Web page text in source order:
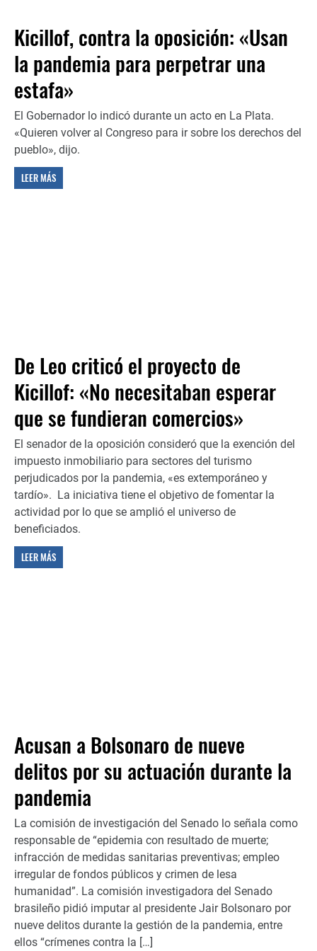
Kicillof, contra la oposición: «Usan
la pandemia para perpetrar una
estafa»
El Gobernador lo indicó durante un acto en La Plata.
«Quieren volver al Congreso para ir sobre los derechos del
pueblo», dijo.
LEER MÁS
De Leo criticó el proyecto de
Kicillof: «No necesitaban esperar
que se fundieran comercios»
El senador de la oposición consideró que la exención del
impuesto inmobiliario para sectores del turismo
perjudicados por la pandemia, «es extemporáneo y
tardío». La iniciativa tiene el objetivo de fomentar la
actividad por lo que se amplió el universo de
beneficiados.
LEER MÁS
Acusan a Bolsonaro de nueve
delitos por su actuación durante la
pandemia
La comisión de investigación del Senado lo señala como
responsable de “epidemia con resultado de muerte;
infracción de medidas sanitarias preventivas; empleo
irregular de fondos públicos y crimen de lesa
humanidad”. La comisión investigadora del Senado
brasileño pidió imputar al presidente Jair Bolsonaro por
nueve delitos durante la gestión de la pandemia, entre
ellos “crímenes contra la […]